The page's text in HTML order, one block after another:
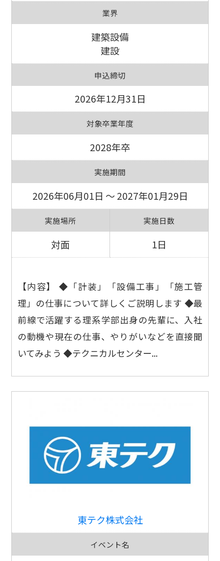
業界
建築設備
建設
申込締切
2026年12月31日
対象卒業年度
2028年卒
実施期間
2026年06月01日 ～ 2027年01月29日
実施場所
対面
実施日数
1日
【内容】 ◆「計装」「設備工事」「施工管
理」の仕事について詳しくご説明します ◆最
前線で活躍する理系学部出身の先輩に、入社
の動機や現在の仕事、やりがいなどを直接聞
いてみよう ◆テクニカルセンター...
東テク株式会社
イベント名